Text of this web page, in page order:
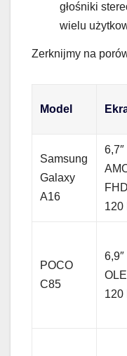
głośniki
wielu
Zerknijmy na
Model
Samsung
Galaxy
A16
6,7″
120
POCO
C85
6,9″
120